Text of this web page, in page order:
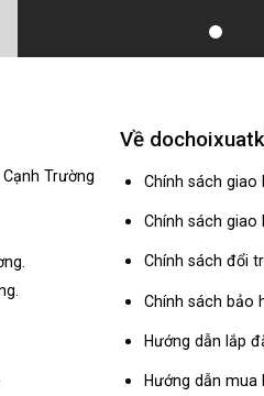
Trường
Về
Chính sách giao
Chính sách giao
Chính sách đổi
Chính sách bảo
Hướng dẫn lắp
Hướng dẫn mua